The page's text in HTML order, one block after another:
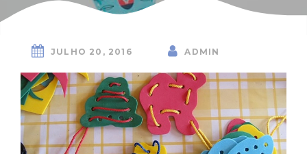
JULHO 20, 2016 ADMIN